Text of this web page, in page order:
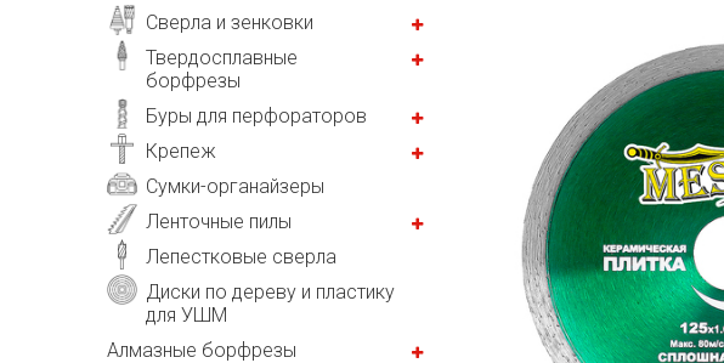
Сверла и зенковки
Твердосплавные
борфрезы
Буры для перфораторов
Крепеж
Сумки-органайзеры
Ленточные пилы
Лепестковые сверла
Диски по дереву и пластику
для УШМ
Алмазные борфрезы